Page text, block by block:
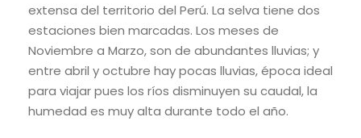
extensa del territorio del Perú. La selva tiene dos
estaciones bien marcadas. Los meses de
Noviembre a Marzo, son de abundantes lluvias; y
entre abril y octubre hay pocas lluvias, época ideal
para viajar pues los ríos disminuyen su caudal, la
humedad es muy alta durante todo el año.